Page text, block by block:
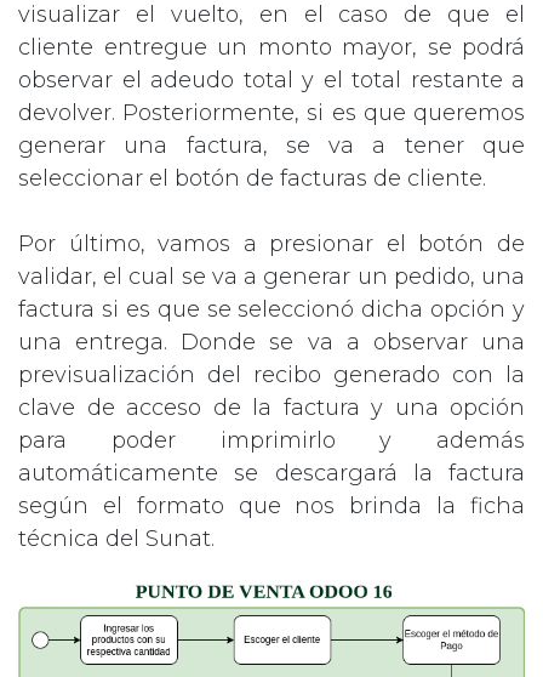
visualizar el vuelto, en el caso de que el
cliente entregue un monto mayor, se podrá
observar el adeudo total y el total restante a
devolver. Posteriormente, si es que queremos
generar una factura, se va a tener que
seleccionar el botón de facturas de cliente.
Por último, vamos a presionar el botón de
validar, el cual se va a generar un pedido, una
factura si es que se seleccionó dicha opción y
una entrega. Donde se va a observar una
previsualización del recibo generado con la
clave de acceso de la factura y una opción
para poder imprimirlo y además
automáticamente se descargará la factura
según el formato que nos brinda la ficha
técnica del Sunat.